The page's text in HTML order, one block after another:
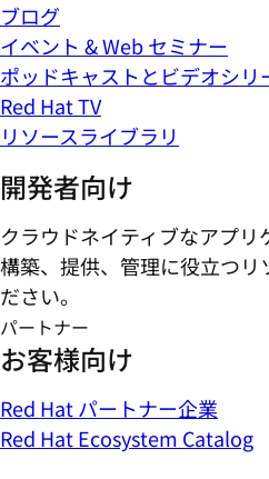
ブログ
イベント & Web セミナー
ポッドキャストとビデオシリ
Red Hat TV
リソースライブラリ
開発者向け
クラウドネイティブなアプ
構築、提供、管理に役立つリ
ださい。
パートナー
お客様向け
Red Hat パートナー企業
Red Hat Ecosystem Catalog